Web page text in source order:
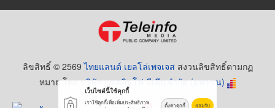
ลิขสิทธิ์ © 2569ไทยแลนด์ เยลโล่เพจเจส สงวนลิขสิทธิ์ตามกฏ
หมาย โดยบริษัท เทเลอินโฟ มีเดีย จำกัด (มหาชน)
เว็บไซต์นี้ใช้คุกกี้
เราใช้คุกกี้เพื่อเพิ่มประสิทธิภาพ
ตั้งค่าคุกกี้ ยอมรับ